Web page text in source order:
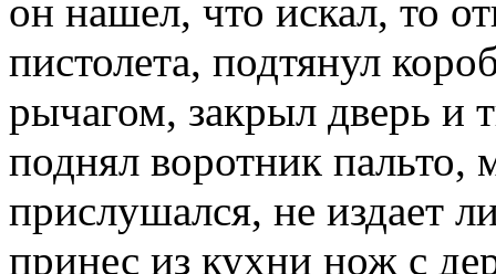
он нашел, что искал, то
пистолета, подтянул
рычагом, закрыл дверь и
поднял воротник пальто,
прислушался, не издает
принес из кухни нож с